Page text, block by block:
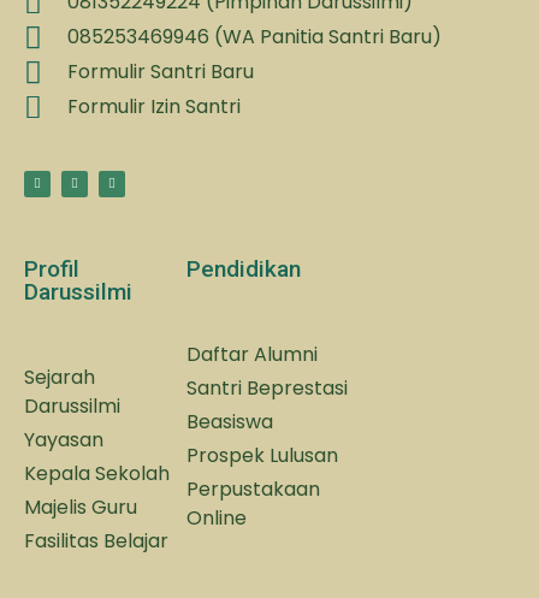
085253469946 (WA Panitia Santri Baru)
Formulir Santri Baru
Formulir Izin Santri
Profil
Darussilmi
Sejarah
Darussilmi
Yayasan
Kepala Sekolah
Majelis Guru
Fasilitas Belajar
Pendidikan
Daftar Alumni
Santri Beprestasi
Beasiswa
Prospek Lulusan
Perpustakaan
Online